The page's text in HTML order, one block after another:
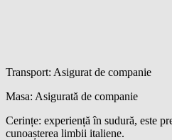
Transport: Asigurat de companie
Masa: Asigurată de companie
Cerințe: experiență în sudură, este
cunoașterea limbii italiene.